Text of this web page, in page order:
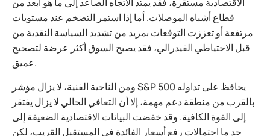
قطاع أشباه الموصلات. أما إذا استمر التضخم عند مستويات
مرتفعة أو تعززت التوقعات بمزيد من تشديد السياسة النقدية من
قبل الاحتياطي الفيدرالي، فقد يصبح السوق أكثر عرضة لتصحيح
عميق.
ومن الناحية الفنية، لا يزال مؤشر S&P 500 يحافظ على تداوله
بالقرب من منطقة دعم مهمة، إلا أن التعافي الحالي لا يزال يفتقر
إلى القوة الكافية. وقد خفضت البيانات الاقتصادية الضعيفة إلى
حد ما احتمالات رفع أسعار الفائدة في المستقبل القريب، لكن